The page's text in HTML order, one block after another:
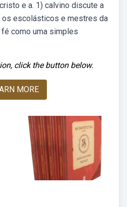
e a. 1) calvino discute a
escolásticos e mestres da
como uma simples
click the button below.
MORE